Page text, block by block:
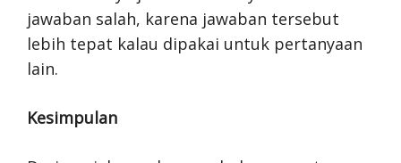
jawaban salah, karena jawaban tersebut
lebih tepat kalau dipakai untuk pertanyaan
lain.
Kesimpulan